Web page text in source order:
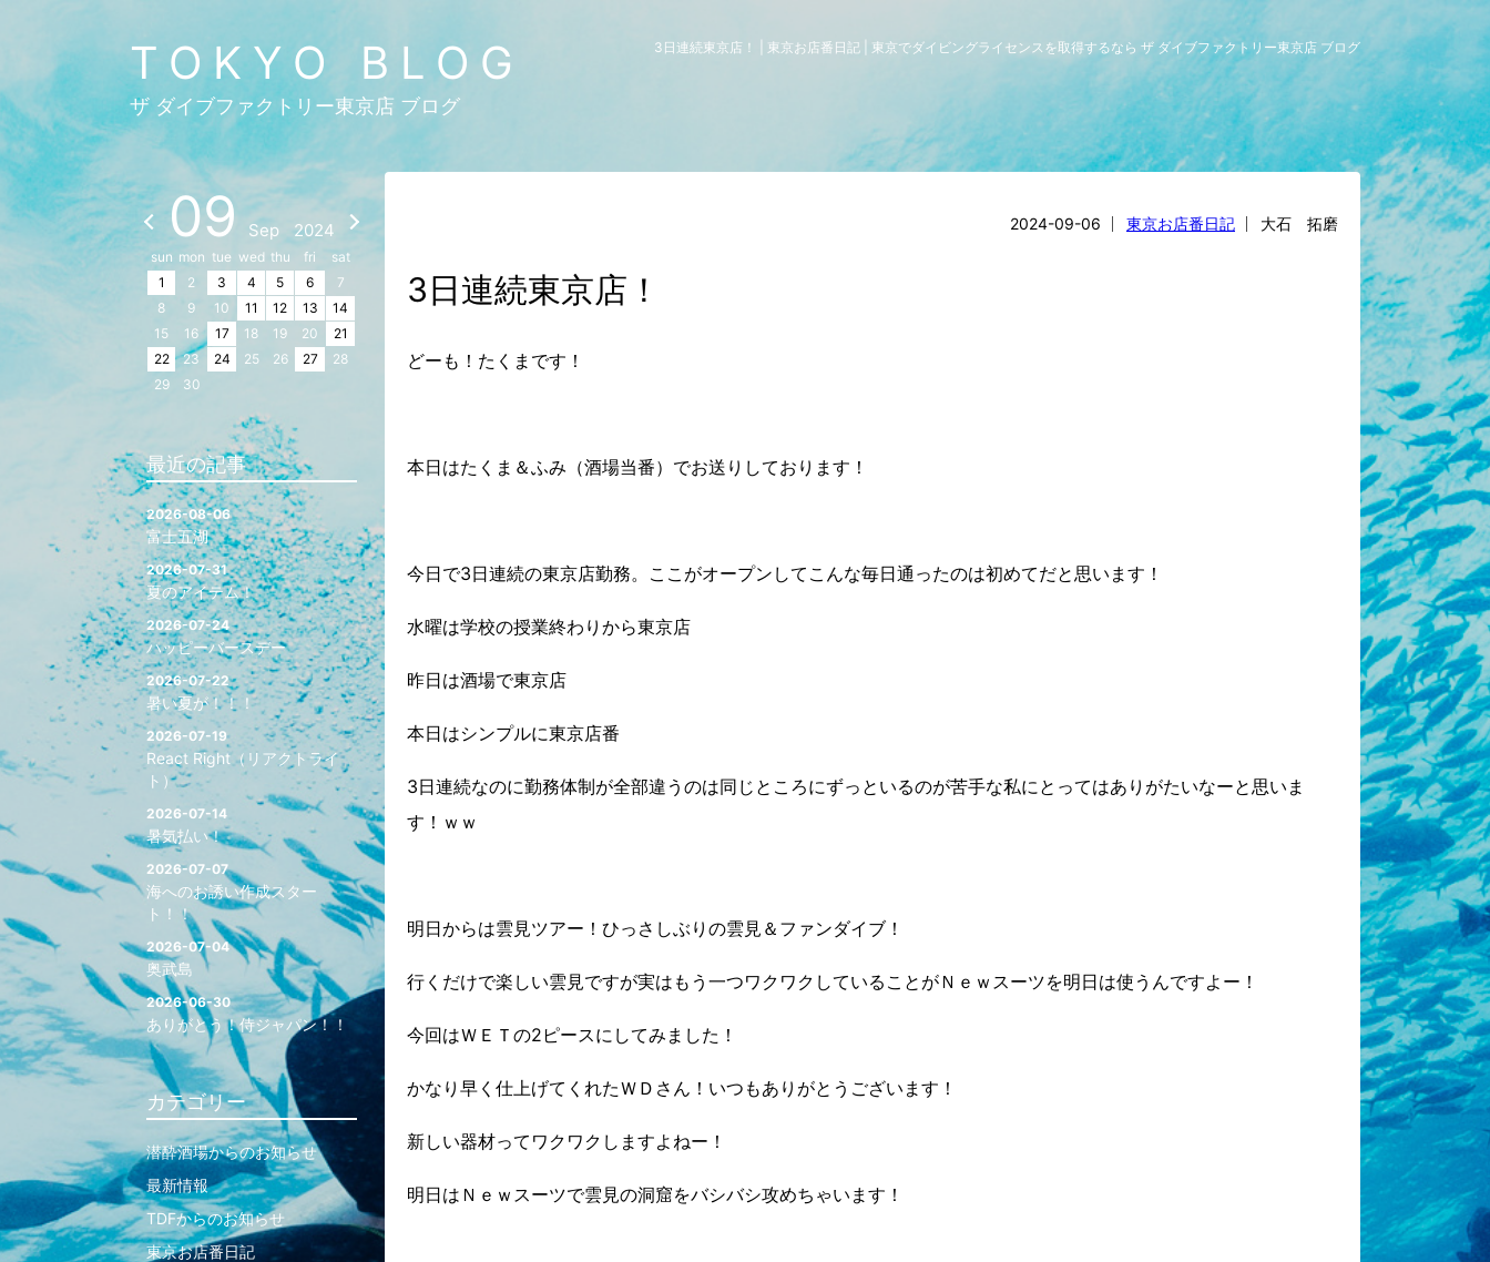
TOKYO BLOG
ザ ダイブファクトリー東京店 ブログ
3日連続東京店！ | 東京お店番日記 | 東京でダイビングライセンスを取得するなら ザ ダイブファクトリー東京店 ブログ
2024-09-06 東京お店番日記 大石 拓磨
3日連続東京店！
どーも！たくまです！
本日はたくま＆ふみ（酒場当番）でお送りしております！
今日で3日連続の東京店勤務。ここがオープンしてこんな毎日通ったのは初めてだと思います！
水曜は学校の授業終わりから東京店
昨日は酒場で東京店
本日はシンプルに東京店番
3日連続なのに勤務体制が全部違うのは同じところにずっといるのが苦手な私にとってはありがたいなーと思いま
す！ｗｗ
明日からは雲見ツアー！ひっさしぶりの雲見＆ファンダイブ！
行くだけで楽しい雲見ですが実はもう一つワクワクしていることがＮｅｗスーツを明日は使うんですよー！
今回はＷＥＴの2ピースにしてみました！
かなり早く仕上げてくれたＷＤさん！いつもありがとうございます！
新しい器材ってワクワクしますよねー！
明日はＮｅｗスーツで雲見の洞窟をバシバシ攻めちゃいます！
09 Sep 2024
sun mon tue wed thu fri
sat
1
2 3 4 5 6
7
8
9 10 11 12 13
14
15
16 17 18 19 20
21
22
23 24 25 26 27
28
29
30
最近の記事
2026-08-06
富士五湖
2026-07-31
夏のアイテム！
2026-07-24
ハッピーバースデー
2026-07-22
暑い夏が！！！
2026-07-19
React Right（リアクトライ
ト）
2026-07-14
暑気払い！
2026-07-07
海へのお誘い作成スター
ト！！
2026-07-04
奥武島
2026-06-30
ありがとう！侍ジャパン！！
カテゴリー
潜酔酒場からのお知らせ
最新情報
TDFからのお知らせ
東京お店番日記